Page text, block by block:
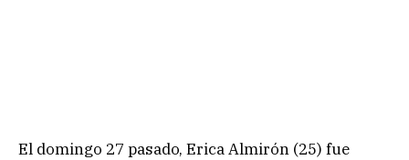
El domingo 27 pasado, Erica Almirón (25) fue